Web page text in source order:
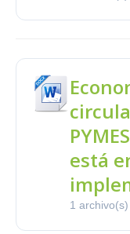
está
1 archivo(s)